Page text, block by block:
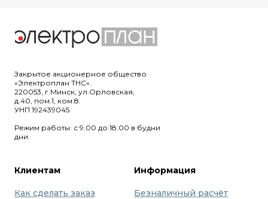
Закрытое акционерное общество
«Электроплан ТНС».
220053, г.Минск, ул.Орловская,
д.40, пом.1, ком.8.
УНП 192439045
Режим работы: с 9.00 до 18.00 в будни
дни.
Клиентам
Как сделать заказ
Информация
Безналичный расчёт